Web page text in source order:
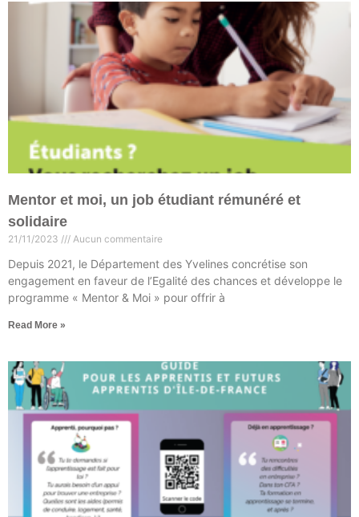
Mentor et moi, un job étudiant rémunéré et
solidaire
21/11/2023 Aucun commentaire
Depuis 2021, le Département des Yvelines concrétise son
engagement en faveur de l’Egalité des chances et développe le
programme « Mentor & Moi » pour offrir à
Read More »